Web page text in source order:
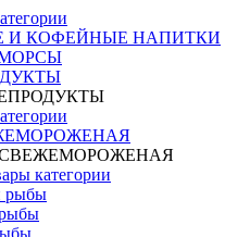
И КОФЕЙНЫЕ НАПИТКИ
категории
рыбы